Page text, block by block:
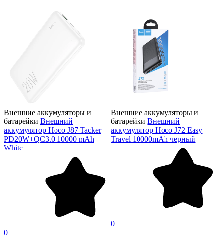
Внешние аккумуляторы и
батарейки Внешний
аккумулятор Hoco J87 Tacker
PD20W+QC3.0 10000 mAh
White
0
Внешние аккумуляторы и
батарейки Внешний
аккумулятор Hoco J72 Easy
Travel 10000mAh черный
0